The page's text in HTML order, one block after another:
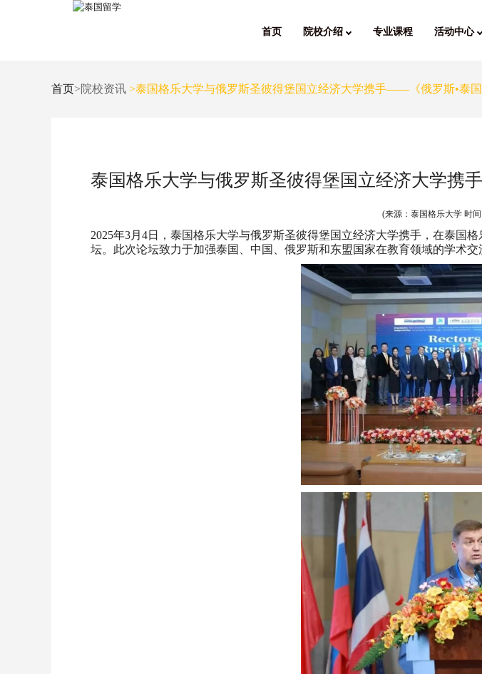
首页 院校介绍 专业课程 活动中心
首页>院校资讯 >泰国格乐大学与俄罗斯圣彼得堡国立经济大学携手——《俄罗斯•泰
泰国格乐大学与俄罗斯圣彼得堡国立经济大学
(来源：泰国格乐大学 时间
2025年3月4日，泰国格乐大学与俄罗斯圣彼得堡国立经济大学携手，在泰国
坛。此次论坛致力于加强泰国、中国、俄罗斯和东盟国家在教育领域的学术